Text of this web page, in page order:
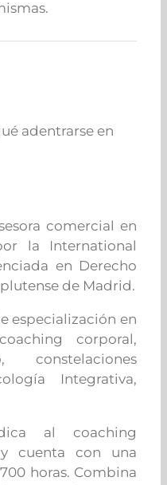
comercial en
la International
en Derecho
de Madrid.
especialización en
corporal,
constelaciones
Integrativa,
al coaching
cuenta con una
horas. Combina